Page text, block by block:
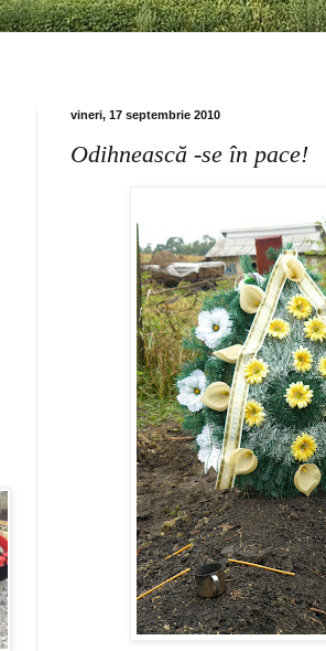
vineri, 17 septembrie 2010
Odihnească -se în pace!